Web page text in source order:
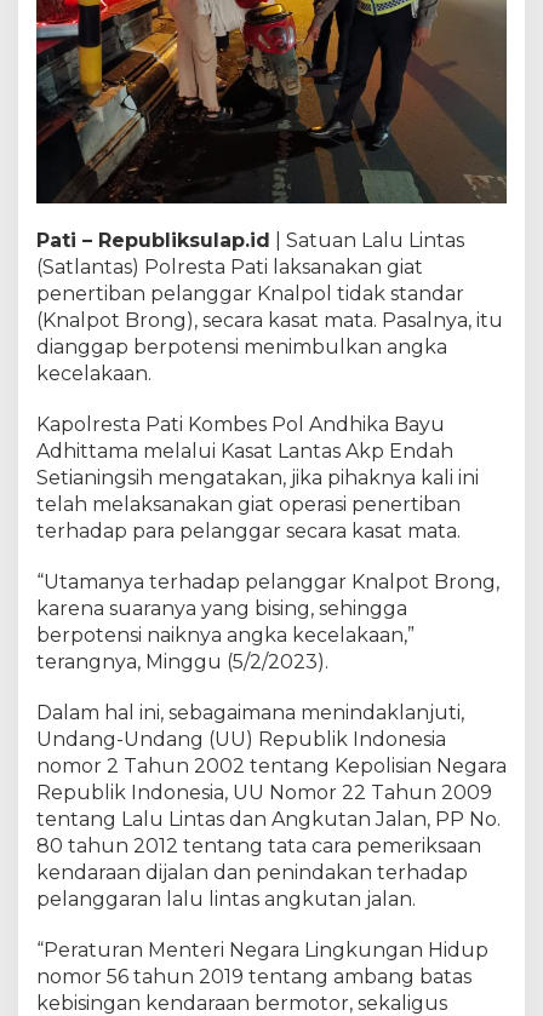
Pati – Republiksulap.id | Satuan Lalu Lintas
(Satlantas) Polresta Pati laksanakan giat
penertiban pelanggar Knalpol tidak standar
(Knalpot Brong), secara kasat mata. Pasalnya, itu
dianggap berpotensi menimbulkan angka
kecelakaan.
Kapolresta Pati Kombes Pol Andhika Bayu
Adhittama melalui Kasat Lantas Akp Endah
Setianingsih mengatakan, jika pihaknya kali ini
telah melaksanakan giat operasi penertiban
terhadap para pelanggar secara kasat mata.
“Utamanya terhadap pelanggar Knalpot Brong,
karena suaranya yang bising, sehingga
berpotensi naiknya angka kecelakaan,”
terangnya, Minggu (5/2/2023).
Dalam hal ini, sebagaimana menindaklanjuti,
Undang-Undang (UU) Republik Indonesia
nomor 2 Tahun 2002 tentang Kepolisian Negara
Republik Indonesia, UU Nomor 22 Tahun 2009
tentang Lalu Lintas dan Angkutan Jalan, PP No.
80 tahun 2012 tentang tata cara pemeriksaan
kendaraan dijalan dan penindakan terhadap
pelanggaran lalu lintas angkutan jalan.
“Peraturan Menteri Negara Lingkungan Hidup
nomor 56 tahun 2019 tentang ambang batas
kebisingan kendaraan bermotor, sekaligus